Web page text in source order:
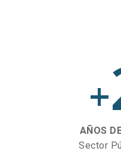
+
AÑOS
Sector